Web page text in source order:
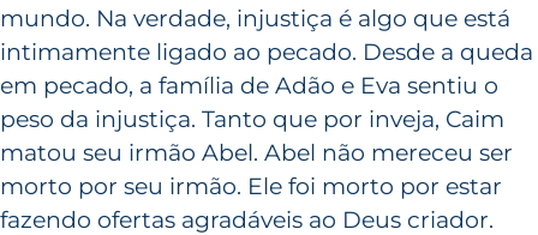
mundo. Na verdade, injustiça é algo que está
intimamente ligado ao pecado. Desde a queda
em pecado, a família de Adão e Eva sentiu o
peso da injustiça. Tanto que por inveja, Caim
matou seu irmão Abel. Abel não mereceu ser
morto por seu irmão. Ele foi morto por estar
fazendo ofertas agradáveis ao Deus criador.